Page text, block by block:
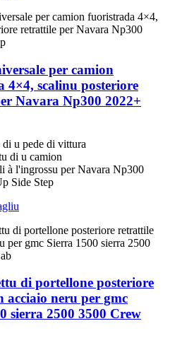
per camion
4×4, scalinu posteriore
Navara Np300 2022+
di u pede di vittura
di u camion
à l'ingrossu per Navara Np300
Side Step
di portellone posteriore
acciaio neru per gmc
sierra 2500 3500 Crew